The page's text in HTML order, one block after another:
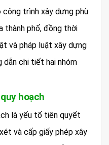
công trình xây dựng phù
thành phố, đồng thời
và pháp luật xây dựng
dẫn chi tiết hai nhóm
hoạch
là yếu tố tiên quyết
và cấp giấy phép xây